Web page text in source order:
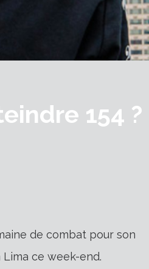
154 ?
de combat pour son
ce week-end.